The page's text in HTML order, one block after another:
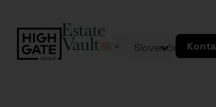
Slovenčina